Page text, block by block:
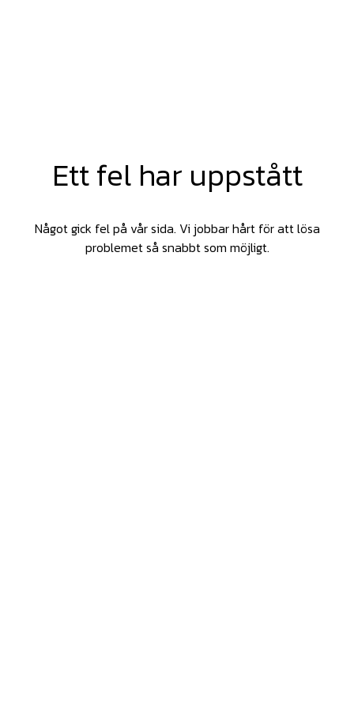
Ett fel har uppstått
Något gick fel på vår sida. Vi jobbar hårt för att lösa
problemet så snabbt som möjligt.